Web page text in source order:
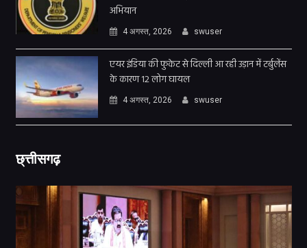
अभियान
4 अगस्त, 2026 swuser
एयर इंडिया की फुकेट से दिल्ली आ रही उड़ान में टर्बुलेंस
के कारण 12 लोग घायल
4 अगस्त, 2026 swuser
छ्त्तीसगढ़